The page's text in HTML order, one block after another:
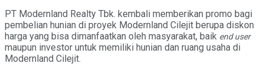
PT Modernland Realty Tbk. kembali memberikan promo bagi
pembelian hunian di proyek Modernland Cilejit berupa diskon
harga yang bisa dimanfaatkan oleh masyarakat, baik end user
maupun investor untuk memiliki hunian dan ruang usaha di
Modernland Cilejit.